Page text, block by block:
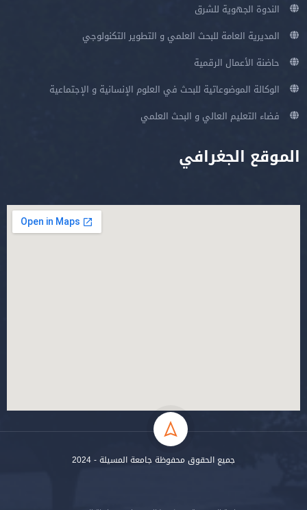
الندوة الجهوية للشرق
المديرية العامة للبحث العلمي و التطوير التكنولوجي
حاضنة الأعمال الرقمية
الوكالة الموضوعاتية للبحث في العلوم الإنسانية و الإجتماعية
فضاء التعليم العالي و البحث العلمي
الموقع الجغرافي
جميع الحقوق محفوظة جامعة المسيلة - 2024